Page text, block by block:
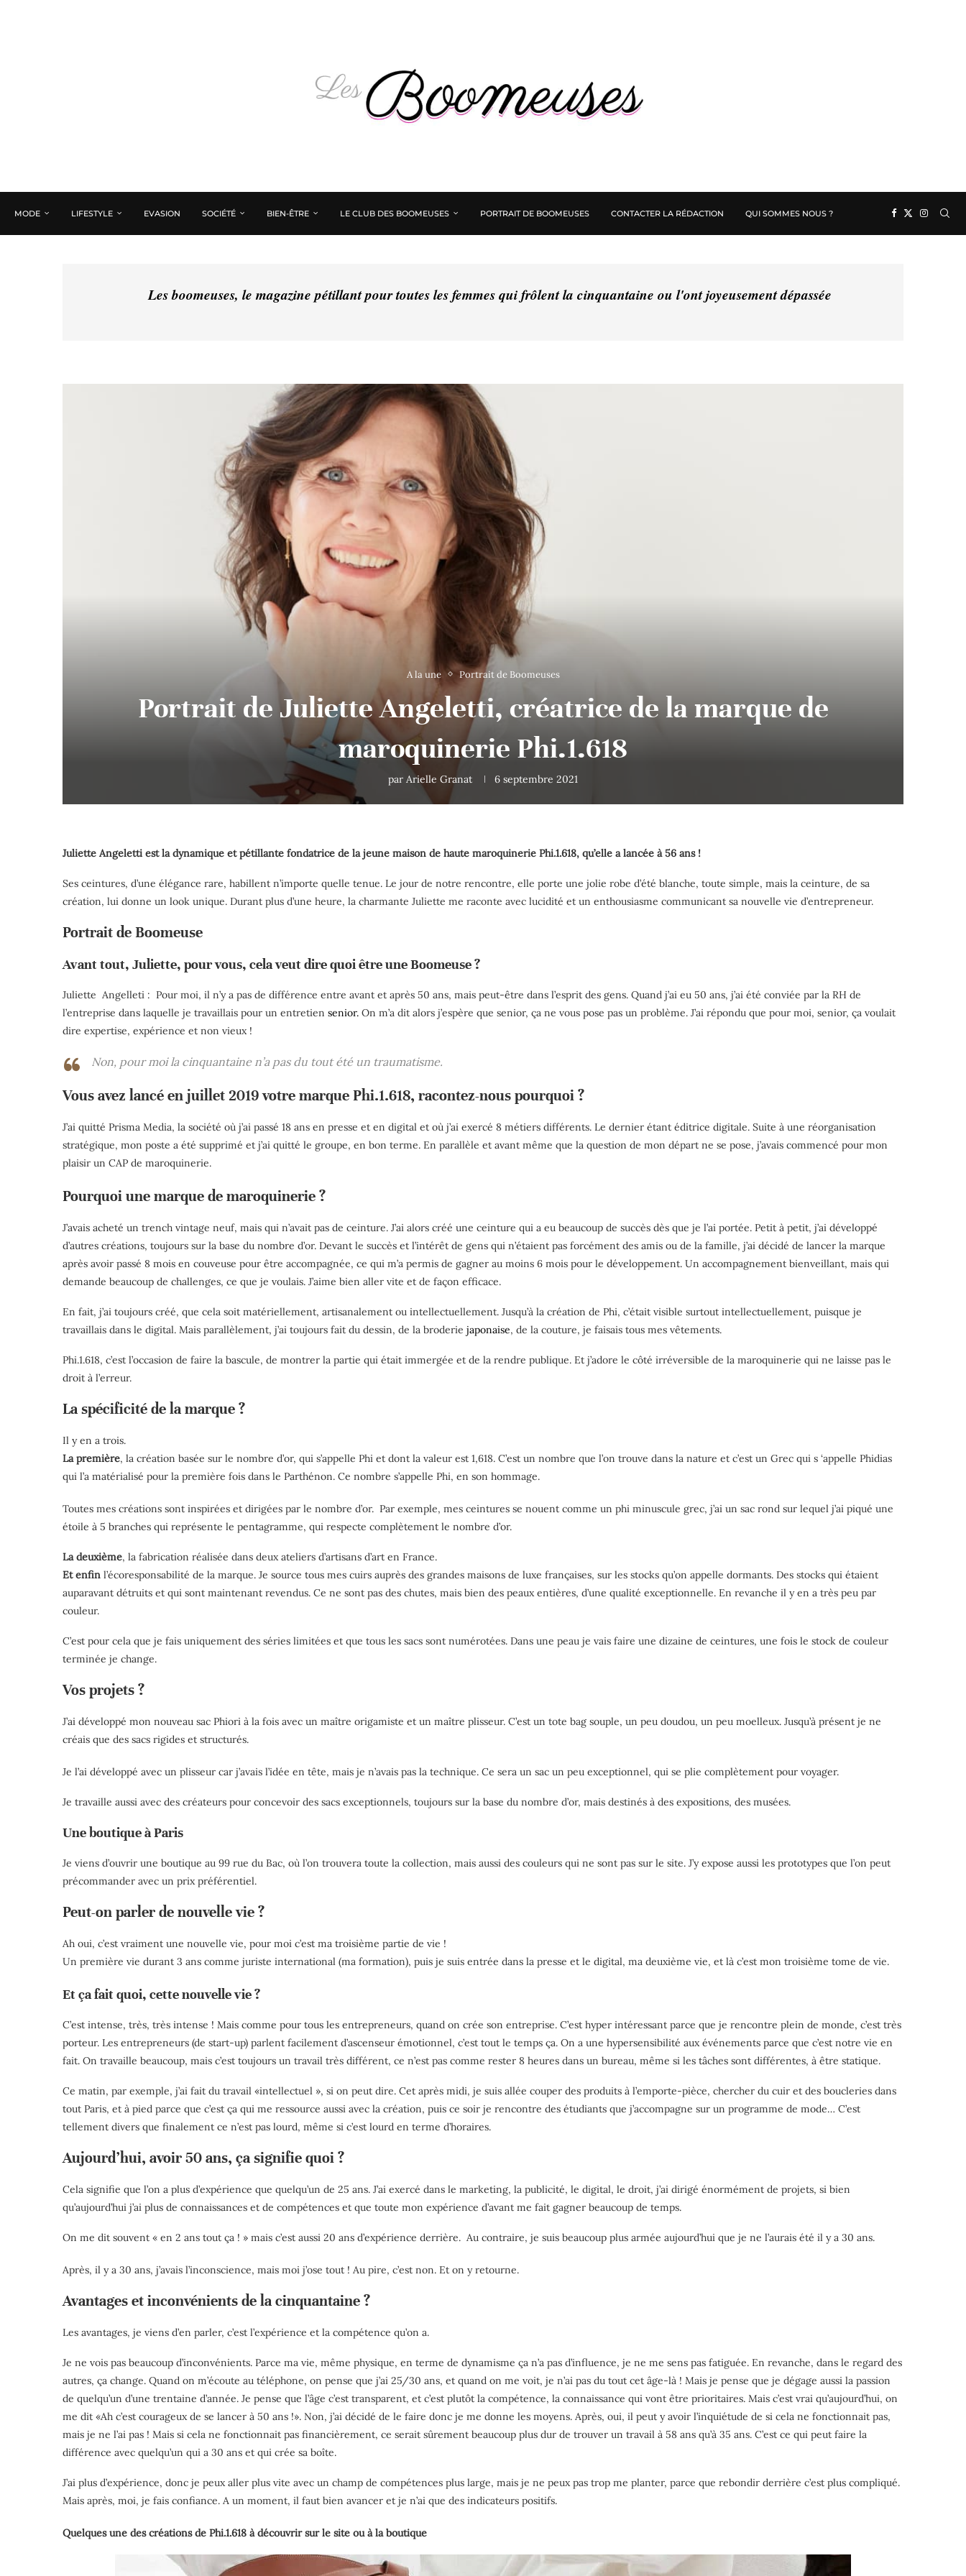
MODE LIFESTYLE EVASION SOCIÉTÉ BIEN-ÊTRE LE CLUB DES BOOMEUSES PORTRAIT DE BOOMEUSES CONTACTER LA RÉDACTION QUI SOMMES NOUS ?
Les boomeuses, le magazine pétillant pour toutes les femmes qui frôlent la cinquantaine ou l'ont joyeusement dépassée
A la une Portrait de Boomeuses
Portrait de Juliette Angeletti, créatrice de la marque de
maroquinerie Phi.1.618
par Arielle Granat 6 septembre 2021
Juliette Angeletti est la dynamique et pétillante fondatrice de la jeune maison de haute maroquinerie Phi.1.618, qu’elle a lancée à 56 ans !
Ses ceintures, d’une élégance rare, habillent n’importe quelle tenue. Le jour de notre rencontre, elle porte une jolie robe d’été blanche, toute simple, mais la ceinture, de sa
création, lui donne un look unique. Durant plus d’une heure, la charmante Juliette me raconte avec lucidité et un enthousiasme communicant sa nouvelle vie d’entrepreneur.
Portrait de Boomeuse
Avant tout, Juliette, pour vous, cela veut dire quoi être une Boomeuse ?
Juliette Angelleti : Pour moi, il n’y a pas de différence entre avant et après 50 ans, mais peut-être dans l’esprit des gens. Quand j’ai eu 50 ans, j’ai été conviée par la RH de
l’entreprise dans laquelle je travaillais pour un entretien senior. On m’a dit alors j’espère que senior, ça ne vous pose pas un problème. J’ai répondu que pour moi, senior, ça voulait
dire expertise, expérience et non vieux !
Non, pour moi la cinquantaine n’a pas du tout été un traumatisme.
Vous avez lancé en juillet 2019 votre marque Phi.1.618, racontez-nous pourquoi ?
J’ai quitté Prisma Media, la société où j’ai passé 18 ans en presse et en digital et où j’ai exercé 8 métiers différents. Le dernier étant éditrice digitale. Suite à une réorganisation
stratégique, mon poste a été supprimé et j’ai quitté le groupe, en bon terme. En parallèle et avant même que la question de mon départ ne se pose, j’avais commencé pour mon
plaisir un CAP de maroquinerie.
Pourquoi une marque de maroquinerie ?
J’avais acheté un trench vintage neuf, mais qui n’avait pas de ceinture. J’ai alors créé une ceinture qui a eu beaucoup de succès dès que je l’ai portée. Petit à petit, j’ai développé
d’autres créations, toujours sur la base du nombre d’or. Devant le succès et l’intérêt de gens qui n’étaient pas forcément des amis ou de la famille, j’ai décidé de lancer la marque
après avoir passé 8 mois en couveuse pour être accompagnée, ce qui m’a permis de gagner au moins 6 mois pour le développement. Un accompagnement bienveillant, mais qui
demande beaucoup de challenges, ce que je voulais. J’aime bien aller vite et de façon efficace.
En fait, j’ai toujours créé, que cela soit matériellement, artisanalement ou intellectuellement. Jusqu’à la création de Phi, c’était visible surtout intellectuellement, puisque je
travaillais dans le digital. Mais parallèlement, j’ai toujours fait du dessin, de la broderie japonaise, de la couture, je faisais tous mes vêtements.
Phi.1.618, c’est l’occasion de faire la bascule, de montrer la partie qui était immergée et de la rendre publique. Et j’adore le côté irréversible de la maroquinerie qui ne laisse pas le
droit à l’erreur.
La spécificité de la marque ?
Il y en a trois.
La première, la création basée sur le nombre d’or, qui s’appelle Phi et dont la valeur est 1,618. C’est un nombre que l’on trouve dans la nature et c’est un Grec qui s ‘appelle Phidias
qui l’a matérialisé pour la première fois dans le Parthénon. Ce nombre s’appelle Phi, en son hommage.
Toutes mes créations sont inspirées et dirigées par le nombre d’or. Par exemple, mes ceintures se nouent comme un phi minuscule grec, j’ai un sac rond sur lequel j’ai piqué une
étoile à 5 branches qui représente le pentagramme, qui respecte complètement le nombre d’or.
La deuxième, la fabrication réalisée dans deux ateliers d’artisans d’art en France.
Et enfin l’écoresponsabilité de la marque. Je source tous mes cuirs auprès des grandes maisons de luxe françaises, sur les stocks qu’on appelle dormants. Des stocks qui étaient
auparavant détruits et qui sont maintenant revendus. Ce ne sont pas des chutes, mais bien des peaux entières, d’une qualité exceptionnelle. En revanche il y en a très peu par
couleur.
C’est pour cela que je fais uniquement des séries limitées et que tous les sacs sont numérotées. Dans une peau je vais faire une dizaine de ceintures, une fois le stock de couleur
terminée je change.
Vos projets ?
J’ai développé mon nouveau sac Phiori à la fois avec un maître origamiste et un maître plisseur. C’est un tote bag souple, un peu doudou, un peu moelleux. Jusqu’à présent je ne
créais que des sacs rigides et structurés.
Je l’ai développé avec un plisseur car j’avais l’idée en tête, mais je n’avais pas la technique. Ce sera un sac un peu exceptionnel, qui se plie complètement pour voyager.
Je travaille aussi avec des créateurs pour concevoir des sacs exceptionnels, toujours sur la base du nombre d’or, mais destinés à des expositions, des musées.
Une boutique à Paris
Je viens d’ouvrir une boutique au 99 rue du Bac, où l’on trouvera toute la collection, mais aussi des couleurs qui ne sont pas sur le site. J’y expose aussi les prototypes que l’on peut
précommander avec un prix préférentiel.
Peut-on parler de nouvelle vie ?
Ah oui, c’est vraiment une nouvelle vie, pour moi c’est ma troisième partie de vie !
Un première vie durant 3 ans comme juriste international (ma formation), puis je suis entrée dans la presse et le digital, ma deuxième vie, et là c’est mon troisième tome de vie.
Et ça fait quoi, cette nouvelle vie ?
C’est intense, très, très intense ! Mais comme pour tous les entrepreneurs, quand on crée son entreprise. C’est hyper intéressant parce que je rencontre plein de monde, c’est très
porteur. Les entrepreneurs (de start-up) parlent facilement d’ascenseur émotionnel, c’est tout le temps ça. On a une hypersensibilité aux événements parce que c’est notre vie en
fait. On travaille beaucoup, mais c’est toujours un travail très différent, ce n’est pas comme rester 8 heures dans un bureau, même si les tâches sont différentes, à être statique.
Ce matin, par exemple, j’ai fait du travail «intellectuel », si on peut dire. Cet après midi, je suis allée couper des produits à l’emporte-pièce, chercher du cuir et des boucleries dans
tout Paris, et à pied parce que c’est ça qui me ressource aussi avec la création, puis ce soir je rencontre des étudiants que j’accompagne sur un programme de mode… C’est
tellement divers que finalement ce n’est pas lourd, même si c’est lourd en terme d’horaires.
Aujourd’hui, avoir 50 ans, ça signifie quoi ?
Cela signifie que l’on a plus d’expérience que quelqu’un de 25 ans. J’ai exercé dans le marketing, la publicité, le digital, le droit, j’ai dirigé énormément de projets, si bien
qu’aujourd’hui j’ai plus de connaissances et de compétences et que toute mon expérience d’avant me fait gagner beaucoup de temps.
On me dit souvent « en 2 ans tout ça ! » mais c’est aussi 20 ans d’expérience derrière. Au contraire, je suis beaucoup plus armée aujourd’hui que je ne l’aurais été il y a 30 ans.
Après, il y a 30 ans, j’avais l’inconscience, mais moi j’ose tout ! Au pire, c’est non. Et on y retourne.
Avantages et inconvénients de la cinquantaine ?
Les avantages, je viens d’en parler, c’est l’expérience et la compétence qu’on a.
Je ne vois pas beaucoup d’inconvénients. Parce ma vie, même physique, en terme de dynamisme ça n’a pas d’influence, je ne me sens pas fatiguée. En revanche, dans le regard des
autres, ça change. Quand on m’écoute au téléphone, on pense que j’ai 25/30 ans, et quand on me voit, je n’ai pas du tout cet âge-là ! Mais je pense que je dégage aussi la passion
de quelqu’un d’une trentaine d’année. Je pense que l’âge c’est transparent, et c’est plutôt la compétence, la connaissance qui vont être prioritaires. Mais c’est vrai qu’aujourd’hui, on
me dit «Ah c’est courageux de se lancer à 50 ans !». Non, j’ai décidé de le faire donc je me donne les moyens. Après, oui, il peut y avoir l’inquiétude de si cela ne fonctionnait pas,
mais je ne l’ai pas ! Mais si cela ne fonctionnait pas financièrement, ce serait sûrement beaucoup plus dur de trouver un travail à 58 ans qu’à 35 ans. C’est ce qui peut faire la
différence avec quelqu’un qui a 30 ans et qui crée sa boîte.
J’ai plus d’expérience, donc je peux aller plus vite avec un champ de compétences plus large, mais je ne peux pas trop me planter, parce que rebondir derrière c’est plus compliqué.
Mais après, moi, je fais confiance. A un moment, il faut bien avancer et je n’ai que des indicateurs positifs.
Quelques une des créations de Phi.1.618 à découvrir sur le site ou à la boutique